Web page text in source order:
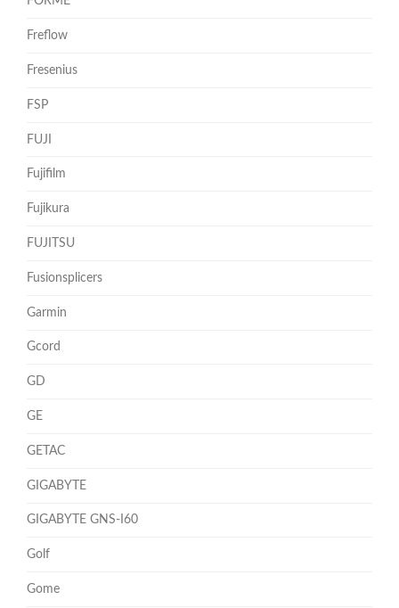
Freflow
Fresenius
FSP
FUJI
Fujifilm
Fujikura
FUJITSU
Fusionsplicers
Garmin
Gcord
GD
GE
GETAC
GIGABYTE
GIGABYTE GNS-I60
Golf
Gome